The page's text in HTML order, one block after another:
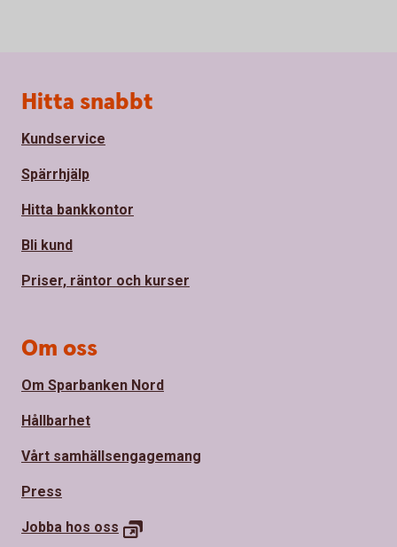
Sidfot
Hitta snabbt
Kundservice
Spärrhjälp
Hitta bankkontor
Bli kund
Priser, räntor och kurser
Om oss
Om Sparbanken Nord
Hållbarhet
Vårt samhällsengagemang
Press
Jobba hos oss